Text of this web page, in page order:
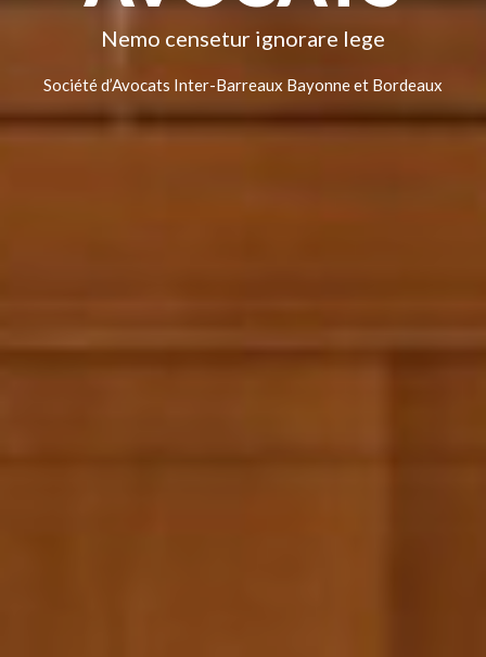
Nemo censetur ignorare lege
Société d’Avocats Inter-Barreaux Bayonne et Bordeaux